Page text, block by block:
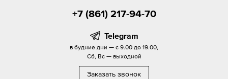
+7 (861) 217-94-70
Telegram
в будние дни — с 9.00 до 19.00,
Сб, Вс — выходной
Заказать звонок